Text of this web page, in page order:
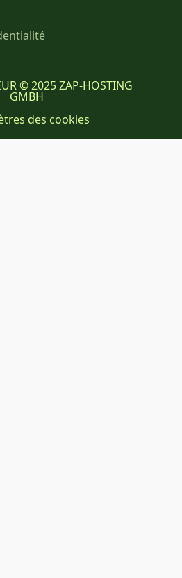
© 2025 ZAP-HOSTING
GMBH
des cookies